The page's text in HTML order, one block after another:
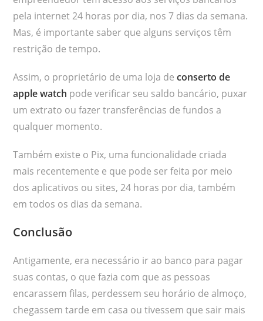
pela internet 24 horas por dia, nos 7 dias da semana.
Mas, é importante saber que alguns serviços têm
restrição de tempo.
Assim, o proprietário de uma loja deconserto de
apple watch pode verificar seu saldo bancário, puxar
um extrato ou fazer transferências de fundos a
qualquer momento.
Também existe o Pix, uma funcionalidade criada
mais recentemente e que pode ser feita por meio
dos aplicativos ou sites, 24 horas por dia, também
em todos os dias da semana.
Conclusão
Antigamente, era necessário ir ao banco para pagar
suas contas, o que fazia com que as pessoas
encarassem filas, perdessem seu horário de almoço,
chegassem tarde em casa ou tivessem que sair mais